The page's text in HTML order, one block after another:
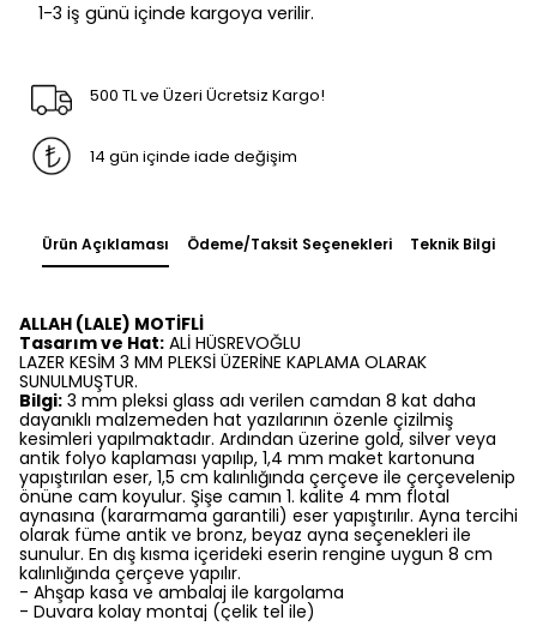
1-3 iş günü içinde kargoya verilir.
500 TL ve Üzeri Ücretsiz Kargo!
14 gün içinde iade değişim
Ürün Açıklaması Ödeme/Taksit Seçenekleri Teknik Bilgi
ALLAH (LALE) MOTİFLİ
Tasarım ve Hat: ALİ HÜSREVOĞLU
LAZER KESİM 3 MM PLEKSİ ÜZERİNE KAPLAMA OLARAK
SUNULMUŞTUR.
Bilgi: 3 mm pleksi glass adı verilen camdan 8 kat daha
dayanıklı malzemeden hat yazılarının özenle çizilmiş
kesimleri yapılmaktadır. Ardından üzerine gold, silver veya
antik folyo kaplaması yapılıp, 1,4 mm maket kartonuna
yapıştırılan eser, 1,5 cm kalınlığında çerçeve ile çerçevelenip
önüne cam koyulur. Şişe camın 1. kalite 4 mm flotal
aynasına (kararmama garantili) eser yapıştırılır. Ayna tercihi
olarak füme antik ve bronz, beyaz ayna seçenekleri ile
sunulur. En dış kısma içerideki eserin rengine uygun 8 cm
kalınlığında çerçeve yapılır.
- Ahşap kasa ve ambalaj ile kargolama
- Duvara kolay montaj (çelik tel ile)